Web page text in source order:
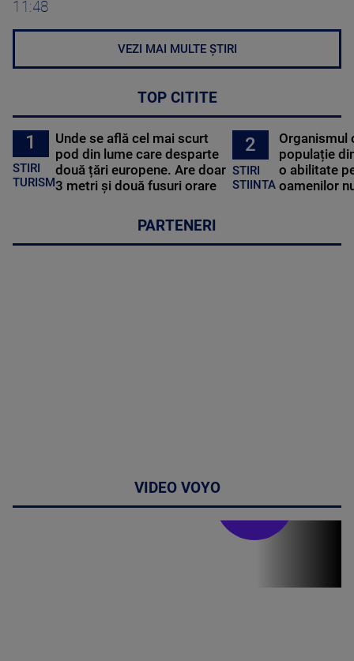
11:48
VEZI MAI MULTE ȘTIRI
TOP CITITE
1
STIRI
TURISM
Unde se află cel mai scurt
pod din lume care desparte
două țări europene. Are doar
3 metri și două fusuri orare
2
STIRI
STIINTA
Organismul
populație
o abilitate
oamenilor
PARTENERI
VIDEO VOYO
Doctor de